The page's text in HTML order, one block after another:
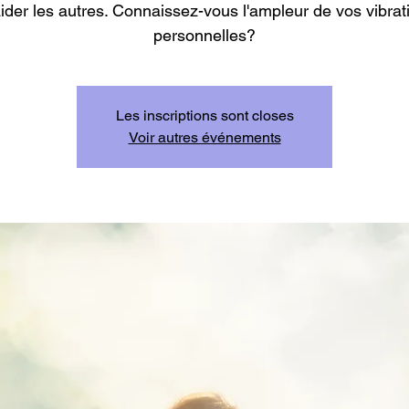
les autres. Connaissez-vous l'ampleur de vos
personnelles?
Les inscriptions sont closes
Voir autres événements